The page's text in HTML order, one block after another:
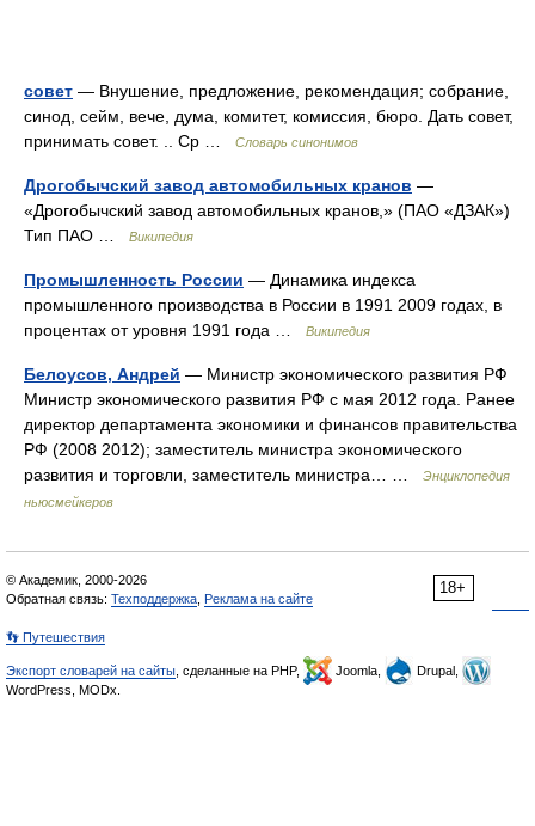
совет — Внушение, предложение, рекомендация; собрание,
синод, сейм, вече, дума, комитет, комиссия, бюро. Дать совет,
принимать совет. .. Ср …
Словарь синонимов
Дрогобычский завод автомобильных кранов —
«Дрогобычский завод автомобильных кранов,» (ПАО «ДЗАК»)
Тип ПАО …
Википедия
Промышленность России — Динамика индекса
промышленного производства в России в 1991 2009 годах, в
процентах от уровня 1991 года …
Википедия
Белоусов, Андрей — Министр экономического развития РФ
Министр экономического развития РФ с мая 2012 года. Ранее
директор департамента экономики и финансов правительства
РФ (2008 2012); заместитель министра экономического
развития и торговли, заместитель министра… …
Энциклопедия
ньюсмейкеров
18+
© Академик, 2000-2026
Обратная связь: Техподдержка Реклама на сайте
👣 Путешествия
Экспорт словарей на сайты , сделанные на PHP, Joomla,
Drupal,
WordPress, MODx.